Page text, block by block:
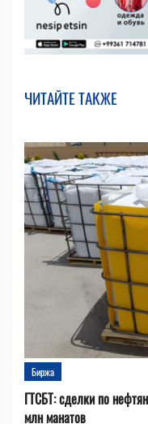
ЧИТАЙТЕ ТАКЖЕ
Биржа
ГТСБТ: сделки по
млн манатов